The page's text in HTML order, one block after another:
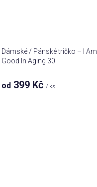
Dámské / Pánské tričko – I Am
Good In Aging 30
od 399 Kč/ ks